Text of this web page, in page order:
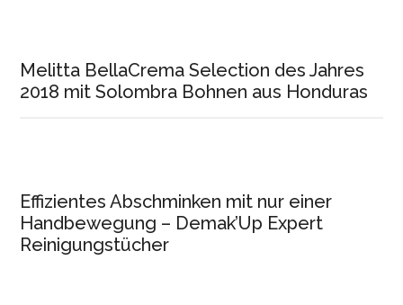
Melitta BellaCrema Selection des Jahres
2018 mit Solombra Bohnen aus Honduras
Effizientes Abschminken mit nur einer
Handbewegung – Demak’Up Expert
Reinigungstücher